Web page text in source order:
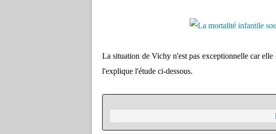
La situation de Vichy n'est pas exceptionnelle car
l'explique l'étude ci-dessous.